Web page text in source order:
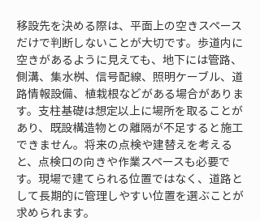
移設先を決める際は、平面上の空きスペース
だけで判断しないことが大切です。歩道内に
空きがあるように見えても、地下には管路、
側溝、集水桝、信号配線、照明ケーブル、道
路情報設備、植栽根などがある場合がありま
す。支柱基礎は想定以上に場所を取ることが
あり、既設構造物との離隔が不足すると施工
できません。将来の点検や建替えを考える
と、点検口の向きや作業スペースも必要で
す。現場で建てられる位置ではなく、道路と
して長期的に管理しやすい位置を選ぶことが
求められます。